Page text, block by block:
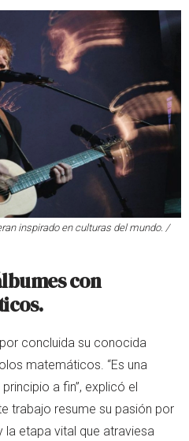
inspirado en culturas del mundo. /
con
concluida su conocida
matemáticos. “Es una
a fin”, explicó el
trabajo resume su pasión por
la etapa vital que atraviesa